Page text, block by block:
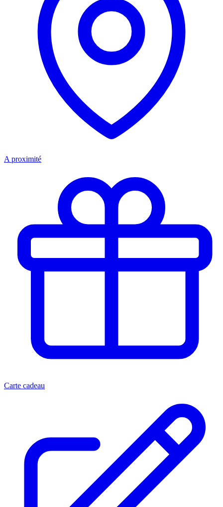
A proximité
Carte cadeau